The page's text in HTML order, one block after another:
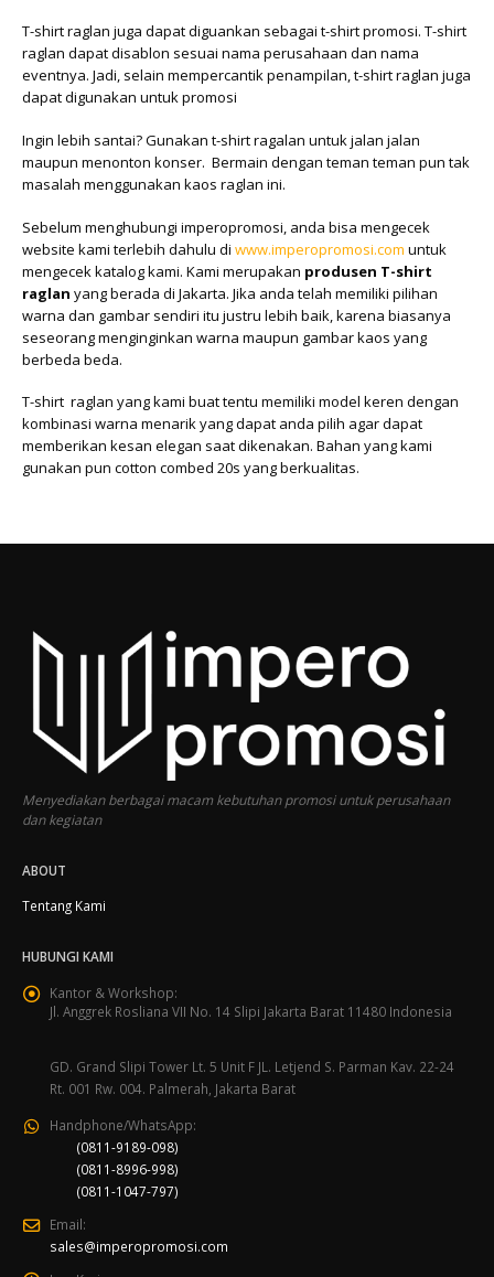
T-shirt raglan juga dapat diguankan sebagai t-shirt promosi. T-shirt
raglan dapat disablon sesuai nama perusahaan dan nama
eventnya. Jadi, selain mempercantik penampilan, t-shirt raglan juga
dapat digunakan untuk promosi
Ingin lebih santai? Gunakan t-shirt ragalan untuk jalan jalan
maupun menonton konser. Bermain dengan teman teman pun tak
masalah menggunakan kaos raglan ini.
Sebelum menghubungi imperopromosi, anda bisa mengecek
website kami terlebih dahulu di www.imperopromosi.com untuk
mengecek katalog kami. Kami merupakan produsen T-shirt
raglan yang berada di Jakarta. Jika anda telah memiliki pilihan
warna dan gambar sendiri itu justru lebih baik, karena biasanya
seseorang menginginkan warna maupun gambar kaos yang
berbeda beda.
T-shirt raglan yang kami buat tentu memiliki model keren dengan
kombinasi warna menarik yang dapat anda pilih agar dapat
memberikan kesan elegan saat dikenakan. Bahan yang kami
gunakan pun cotton combed 20s yang berkualitas.
Menyediakan berbagai macam kebutuhan promosi untuk perusahaan
dan kegiatan
ABOUT
Tentang Kami
HUBUNGI KAMI
Kantor & Workshop:
Jl. Anggrek Rosliana VII No. 14 Slipi Jakarta Barat 11480 Indonesia
GD. Grand Slipi Tower Lt. 5 Unit F JL. Letjend S. Parman Kav. 22-24
Rt. 001 Rw. 004. Palmerah, Jakarta Barat
Handphone/WhatsApp:
(0811-9189-098)
(0811-8996-998)
(0811-1047-797)
Email:
sales@imperopromosi.com